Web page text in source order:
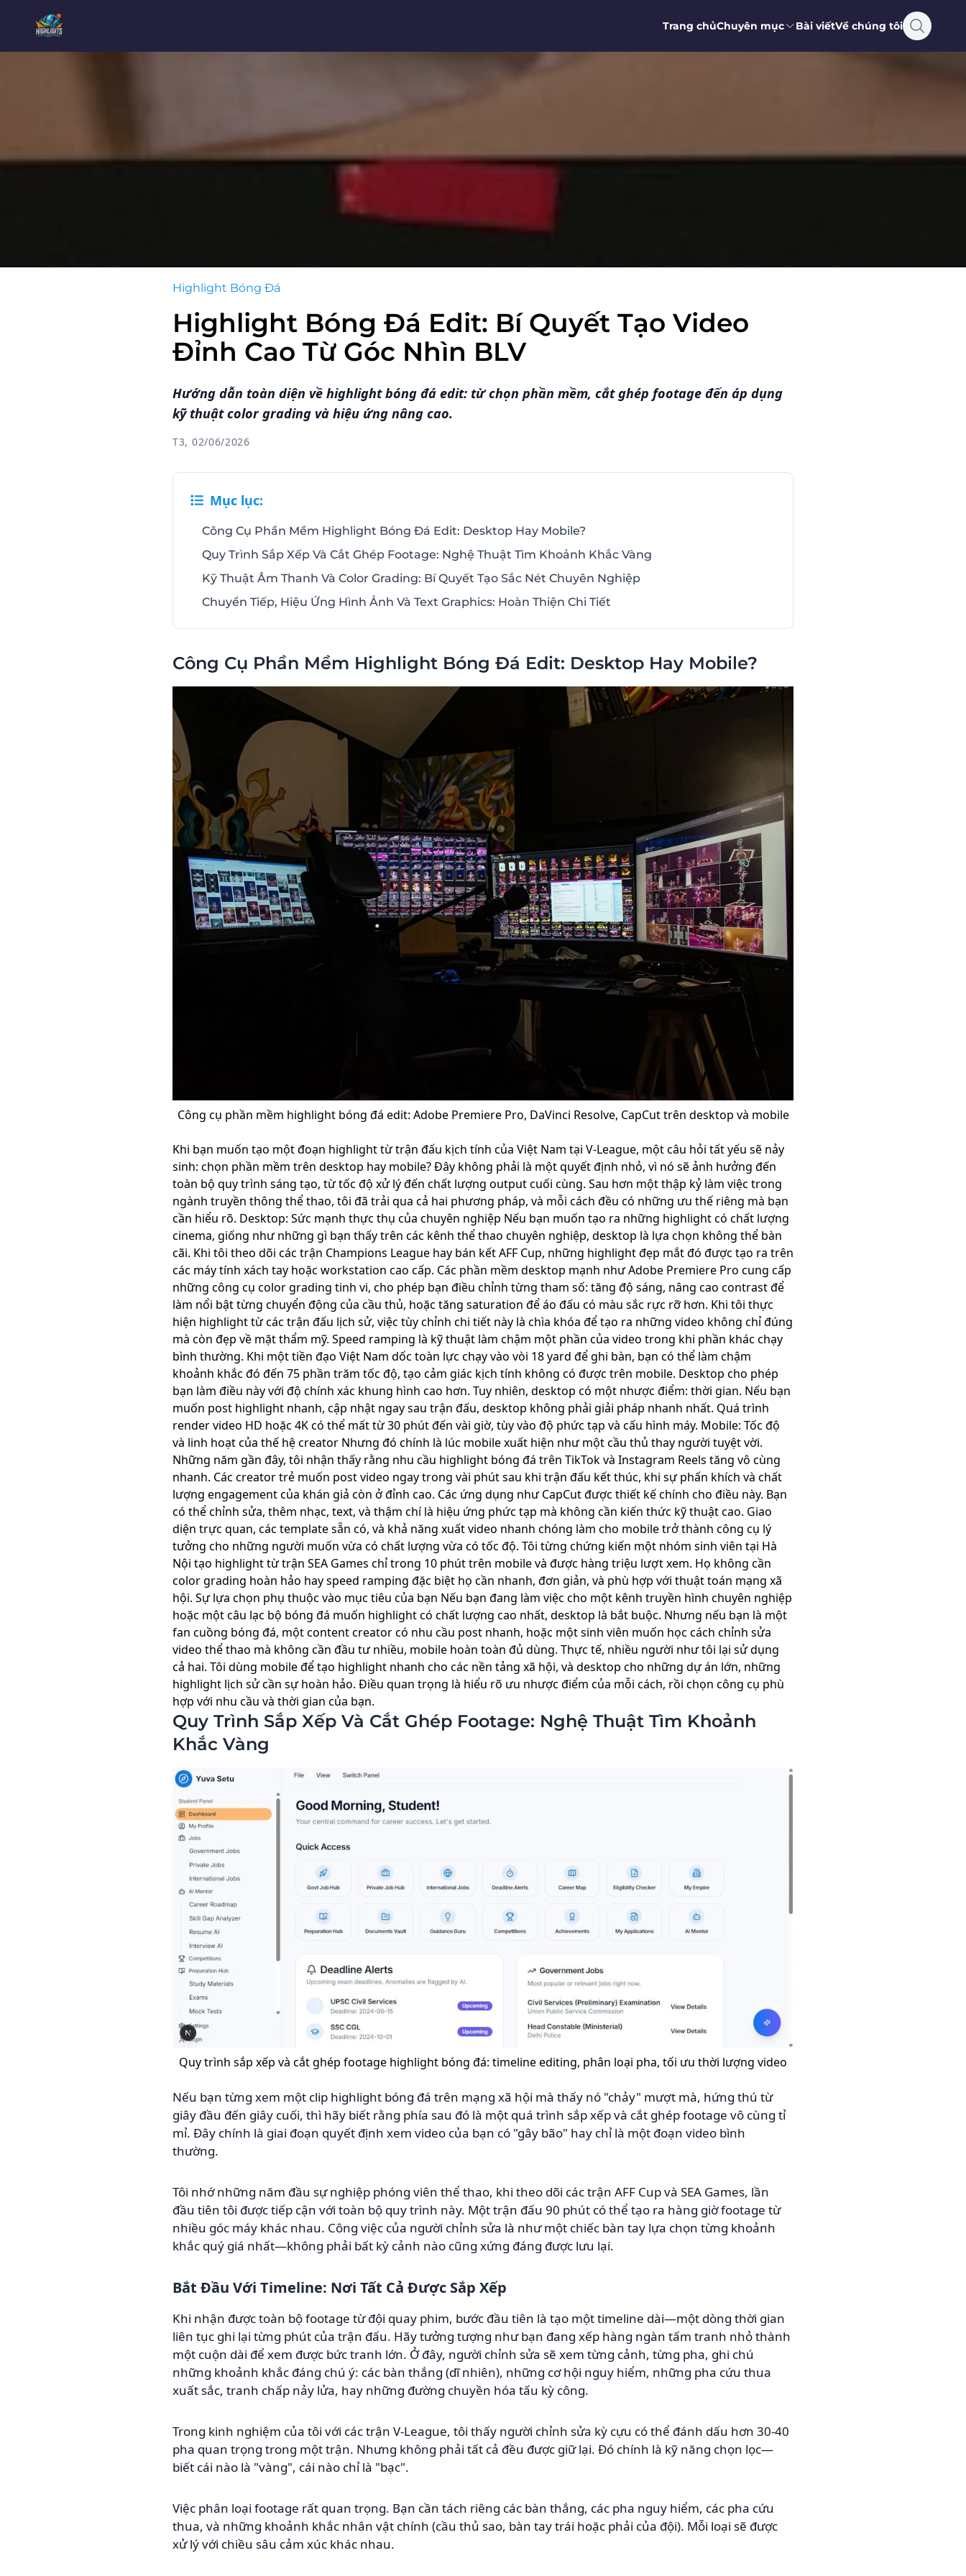
Trang chủChuyên mục Bài viếtVề chúng tôi
Highlight Bóng Đá
Highlight Bóng Đá Edit: Bí Quyết Tạo Video
Đỉnh Cao Từ Góc Nhìn BLV
Hướng dẫn toàn diện về highlight bóng đá edit: từ chọn phần mềm, cắt ghép footage đến áp dụng
kỹ thuật color grading và hiệu ứng nâng cao.
T3, 02/06/2026
Mục lục:
Công Cụ Phần Mềm Highlight Bóng Đá Edit: Desktop Hay Mobile?
Quy Trình Sắp Xếp Và Cắt Ghép Footage: Nghệ Thuật Tìm Khoảnh Khắc Vàng
Kỹ Thuật Âm Thanh Và Color Grading: Bí Quyết Tạo Sắc Nét Chuyên Nghiệp
Chuyển Tiếp, Hiệu Ứng Hình Ảnh Và Text Graphics: Hoàn Thiện Chi Tiết
Công Cụ Phần Mềm Highlight Bóng Đá Edit: Desktop Hay Mobile?
Công cụ phần mềm highlight bóng đá edit: Adobe Premiere Pro, DaVinci Resolve, CapCut trên desktop và mobile
Khi bạn muốn tạo một đoạn highlight từ trận đấu kịch tính của Việt Nam tại V-League, một câu hỏi tất yếu sẽ nảy
sinh: chọn phần mềm trên desktop hay mobile? Đây không phải là một quyết định nhỏ, vì nó sẽ ảnh hưởng đến
toàn bộ quy trình sáng tạo, từ tốc độ xử lý đến chất lượng output cuối cùng. Sau hơn một thập kỷ làm việc trong
ngành truyền thông thể thao, tôi đã trải qua cả hai phương pháp, và mỗi cách đều có những ưu thế riêng mà bạn
cần hiểu rõ. Desktop: Sức mạnh thực thụ của chuyên nghiệp Nếu bạn muốn tạo ra những highlight có chất lượng
cinema, giống như những gì bạn thấy trên các kênh thể thao chuyên nghiệp, desktop là lựa chọn không thể bàn
cãi. Khi tôi theo dõi các trận Champions League hay bán kết AFF Cup, những highlight đẹp mắt đó được tạo ra trên
các máy tính xách tay hoặc workstation cao cấp. Các phần mềm desktop mạnh như Adobe Premiere Pro cung cấp
những công cụ color grading tinh vi, cho phép bạn điều chỉnh từng tham số: tăng độ sáng, nâng cao contrast để
làm nổi bật từng chuyển động của cầu thủ, hoặc tăng saturation để áo đấu có màu sắc rực rỡ hơn. Khi tôi thực
hiện highlight từ các trận đấu lịch sử, việc tùy chỉnh chi tiết này là chìa khóa để tạo ra những video không chỉ đúng
mà còn đẹp về mặt thẩm mỹ. Speed ramping là kỹ thuật làm chậm một phần của video trong khi phần khác chạy
bình thường. Khi một tiền đạo Việt Nam dốc toàn lực chạy vào vòi 18 yard để ghi bàn, bạn có thể làm chậm
khoảnh khắc đó đến 75 phần trăm tốc độ, tạo cảm giác kịch tính không có được trên mobile. Desktop cho phép
bạn làm điều này với độ chính xác khung hình cao hơn. Tuy nhiên, desktop có một nhược điểm: thời gian. Nếu bạn
muốn post highlight nhanh, cập nhật ngay sau trận đấu, desktop không phải giải pháp nhanh nhất. Quá trình
render video HD hoặc 4K có thể mất từ 30 phút đến vài giờ, tùy vào độ phức tạp và cấu hình máy. Mobile: Tốc độ
và linh hoạt của thế hệ creator Nhưng đó chính là lúc mobile xuất hiện như một cầu thủ thay người tuyệt vời.
Những năm gần đây, tôi nhận thấy rằng nhu cầu highlight bóng đá trên TikTok và Instagram Reels tăng vô cùng
nhanh. Các creator trẻ muốn post video ngay trong vài phút sau khi trận đấu kết thúc, khi sự phấn khích và chất
lượng engagement của khán giả còn ở đỉnh cao. Các ứng dụng như CapCut được thiết kế chính cho điều này. Bạn
có thể chỉnh sửa, thêm nhạc, text, và thậm chí là hiệu ứng phức tạp mà không cần kiến thức kỹ thuật cao. Giao
diện trực quan, các template sẵn có, và khả năng xuất video nhanh chóng làm cho mobile trở thành công cụ lý
tưởng cho những người muốn vừa có chất lượng vừa có tốc độ. Tôi từng chứng kiến một nhóm sinh viên tại Hà
Nội tạo highlight từ trận SEA Games chỉ trong 10 phút trên mobile và được hàng triệu lượt xem. Họ không cần
color grading hoàn hảo hay speed ramping đặc biệt họ cần nhanh, đơn giản, và phù hợp với thuật toán mạng xã
hội. Sự lựa chọn phụ thuộc vào mục tiêu của bạn Nếu bạn đang làm việc cho một kênh truyền hình chuyên nghiệp
hoặc một câu lạc bộ bóng đá muốn highlight có chất lượng cao nhất, desktop là bắt buộc. Nhưng nếu bạn là một
fan cuồng bóng đá, một content creator có nhu cầu post nhanh, hoặc một sinh viên muốn học cách chỉnh sửa
video thể thao mà không cần đầu tư nhiều, mobile hoàn toàn đủ dùng. Thực tế, nhiều người như tôi lại sử dụng
cả hai. Tôi dùng mobile để tạo highlight nhanh cho các nền tảng xã hội, và desktop cho những dự án lớn, những
highlight lịch sử cần sự hoàn hảo. Điều quan trọng là hiểu rõ ưu nhược điểm của mỗi cách, rồi chọn công cụ phù
hợp với nhu cầu và thời gian của bạn.
Quy Trình Sắp Xếp Và Cắt Ghép Footage: Nghệ Thuật Tìm Khoảnh
Khắc Vàng
Quy trình sắp xếp và cắt ghép footage highlight bóng đá: timeline editing, phân loại pha, tối ưu thời lượng video
Nếu bạn từng xem một clip highlight bóng đá trên mạng xã hội mà thấy nó "chảy" mượt mà, hứng thú từ
giây đầu đến giây cuối, thì hãy biết rằng phía sau đó là một quá trình sắp xếp và cắt ghép footage vô cùng tỉ
mỉ. Đây chính là giai đoạn quyết định xem video của bạn có "gây bão" hay chỉ là một đoạn video bình
thường.
Tôi nhớ những năm đầu sự nghiệp phóng viên thể thao, khi theo dõi các trận AFF Cup và SEA Games, lần
đầu tiên tôi được tiếp cận với toàn bộ quy trình này. Một trận đấu 90 phút có thể tạo ra hàng giờ footage từ
nhiều góc máy khác nhau. Công việc của người chỉnh sửa là như một chiếc bàn tay lựa chọn từng khoảnh
khắc quý giá nhất—không phải bất kỳ cảnh nào cũng xứng đáng được lưu lại.
Bắt Đầu Với Timeline: Nơi Tất Cả Được Sắp Xếp
Khi nhận được toàn bộ footage từ đội quay phim, bước đầu tiên là tạo một timeline dài—một dòng thời gian
liên tục ghi lại từng phút của trận đấu. Hãy tưởng tượng như bạn đang xếp hàng ngàn tấm tranh nhỏ thành
một cuộn dài để xem được bức tranh lớn. Ở đây, người chỉnh sửa sẽ xem từng cảnh, từng pha, ghi chú
những khoảnh khắc đáng chú ý: các bàn thắng (dĩ nhiên), những cơ hội nguy hiểm, những pha cứu thua
xuất sắc, tranh chấp nảy lửa, hay những đường chuyền hóa tấu kỳ công.
Trong kinh nghiệm của tôi với các trận V-League, tôi thấy người chỉnh sửa kỳ cựu có thể đánh dấu hơn 30-40
pha quan trọng trong một trận. Nhưng không phải tất cả đều được giữ lại. Đó chính là kỹ năng chọn lọc—
biết cái nào là "vàng", cái nào chỉ là "bạc".
Việc phân loại footage rất quan trọng. Bạn cần tách riêng các bàn thắng, các pha nguy hiểm, các pha cứu
thua, và những khoảnh khắc nhân vật chính (cầu thủ sao, bàn tay trái hoặc phải của đội). Mỗi loại sẽ được
xử lý với chiều sâu cảm xúc khác nhau.